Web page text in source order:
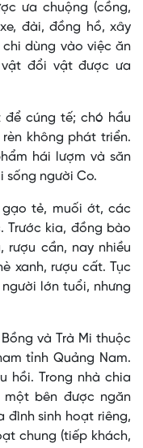
ưa chuộng (cồng,
đài, đồng hồ, xây
dùng vào việc ăn
vật đổi vật được ưa
để cúng tế; chó hầu
không phát triển.
hái lượm và săn
sống người Co.
tẻ, muối ớt, các
Trước kia, đồng bào
cần, nay nhiều
xanh, rượu cất. Tục
lớn tuổi, nhưng
và Trà Mi thuộc
tỉnh Quảng Nam.
hồi. Trong nhà chia
bên được ngăn
đình sinh hoạt riêng,
chung (tiếp khách,